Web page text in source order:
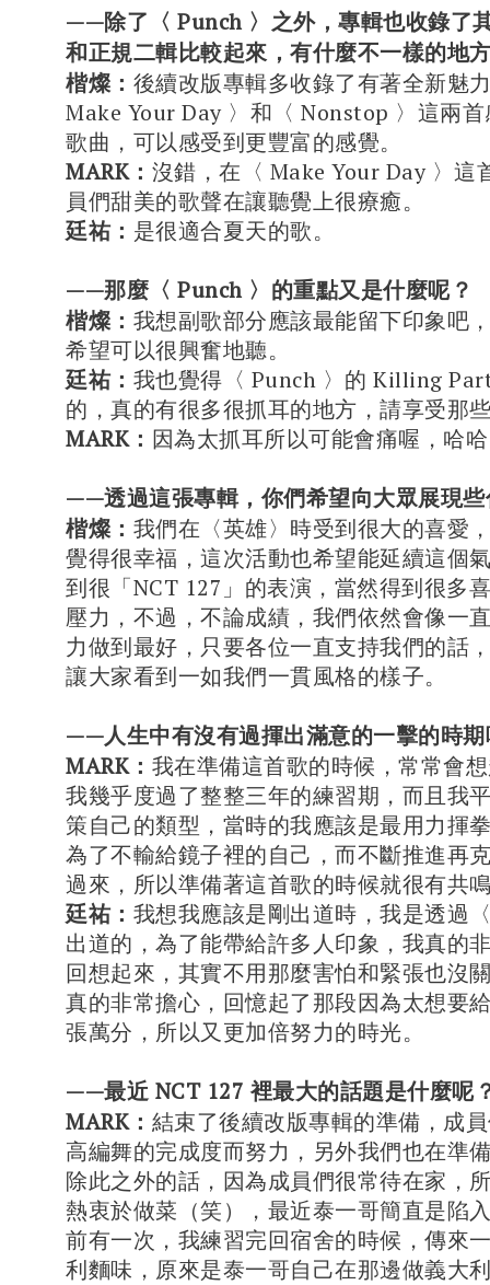
——除了〈 Punch 〉之外，專輯也收錄了
和正規二輯比較起來，有什麼不一樣的地
楷燦： 後續改版專輯多收錄了有著全新魅
Make Your Day 〉和〈 Nonstop 〉這兩
歌曲，可以感受到更豐富的感覺。
MARK： 沒錯，在〈 Make Your Day 〉這
員們甜美的歌聲在讓聽覺上很療癒。
廷祐： 是很適合夏天的歌。
——那麼〈 Punch 〉的重點又是什麼呢？
楷燦： 我想副歌部分應該最能留下印象吧
希望可以很興奮地聽。
廷祐： 我也覺得〈 Punch 〉的 Killing
的，真的有很多很抓耳的地方，請享受那
MARK： 因為太抓耳所以可能會痛喔，哈
——透過這張專輯，你們希望向大眾展現些
楷燦： 我們在〈英雄〉時受到很大的喜愛
覺得很幸福，這次活動也希望能延續這個
到很「NCT 127」的表演，當然得到很多
壓力，不過，不論成績，我們依然會像一
力做到最好，只要各位一直支持我們的話
讓大家看到一如我們一貫風格的樣子。
——人生中有沒有過揮出滿意的一擊的時期
MARK： 我在準備這首歌的時候，常常會
我幾乎度過了整整三年的練習期，而且我
策自己的類型，當時的我應該是最用力揮
為了不輸給鏡子裡的自己，而不斷推進再
過來，所以準備著這首歌的時候就很有共
廷祐： 我想我應該是剛出道時，我是透過
出道的，為了能帶給許多人印象，我真的
回想起來，其實不用那麼害怕和緊張也沒
真的非常擔心，回憶起了那段因為太想要
張萬分，所以又更加倍努力的時光。
——最近 NCT 127 裡最大的話題是什麼呢
MARK： 結束了後續改版專輯的準備，成
高編舞的完成度而努力，另外我們也在準
除此之外的話，因為成員們很常待在家，
熱衷於做菜（笑），最近泰一哥簡直是陷
前有一次，我練習完回宿舍的時候，傳來
利麵味，原來是泰一哥自己在那邊做義大